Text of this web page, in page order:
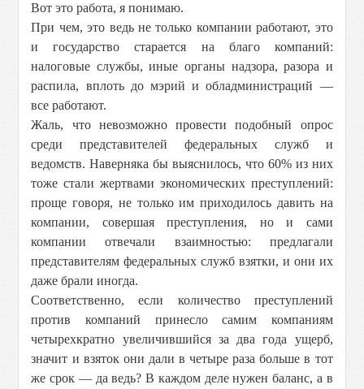
Вот это работа, я понимаю.
При чем, это ведь не только компании работают, это
и государство старается на благо компаний:
налоговые службы, иные органы надзора, разора и
распила, вплоть до мэрий и обладминистраций —
все работают.
Жаль, что невозможно провести подобный опрос
среди представителей федеральных служб и
ведомств. Наверняка бы выяснилось, что 60% из них
тоже стали жертвами экономических преступлений:
проще говоря, не только им приходилось давить на
компании, совершая преступления, но и сами
компании отвечали взаимностью: предлагали
представителям федеральных служб взятки, и они их
даже брали иногда.
Соответственно, если количество преступлений
против компаний принесло самим компаниям
четырехкратно увеличившийся за два года ущерб,
значит и взяток они дали в четыре раза больше в тот
же срок — да ведь? В каждом деле нужен баланс, а в